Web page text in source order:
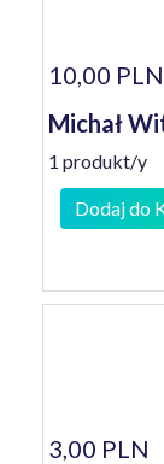
10,00 PLN
Michał
1 produkt/y
Dodaj do
3,00 PLN